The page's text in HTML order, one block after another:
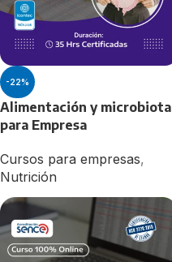
-22%
Alimentación y microbiota
para Empresa
Cursos para empresas,
Nutrición